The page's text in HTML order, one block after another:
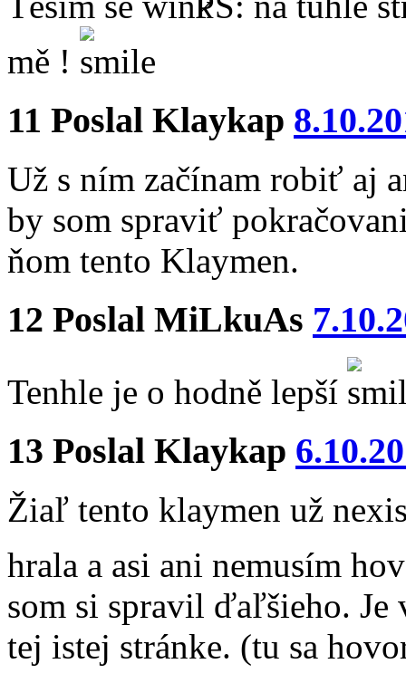
mě !
11 Poslal Klaykap
Už s ním začínam robiť aj
by som spraviť
ňom tento Klaymen.
12 Poslal MiLkuAs
Tenhle je o hodně lepší
13 Poslal Klaykap
Žiaľ tento klaymen už
hrala a asi ani nemusím
som si spravil ďaľšieho. Je
tej istej stránke. (tu sa